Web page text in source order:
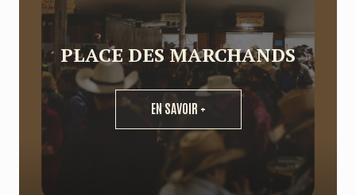
PLACE DES MARCHANDS
EN SAVOIR +